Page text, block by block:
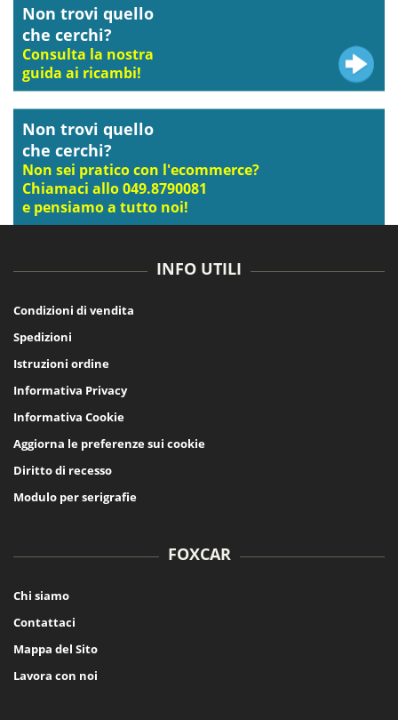
Non trovi quello
che cerchi?
Consulta la nostra
guida ai ricambi!
Non trovi quello
che cerchi?
Non sei pratico con l'ecommerce?
Chiamaci allo 049.8790081
e pensiamo a tutto noi!
INFO UTILI
Condizioni di vendita
Spedizioni
Istruzioni ordine
Informativa Privacy
Informativa Cookie
Aggiorna le preferenze sui cookie
Diritto di recesso
Modulo per serigrafie
FOXCAR
Chi siamo
Contattaci
Mappa del Sito
Lavora con noi